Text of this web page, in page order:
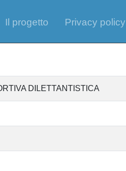
Il progetto Privacy policy
DILETTANTISTICA